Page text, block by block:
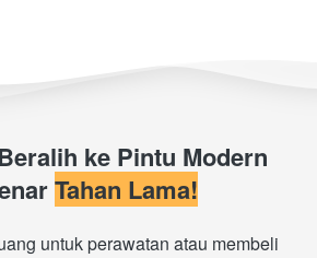
ke Pintu Modern
Tahan Lama!
untuk perawatan atau membeli